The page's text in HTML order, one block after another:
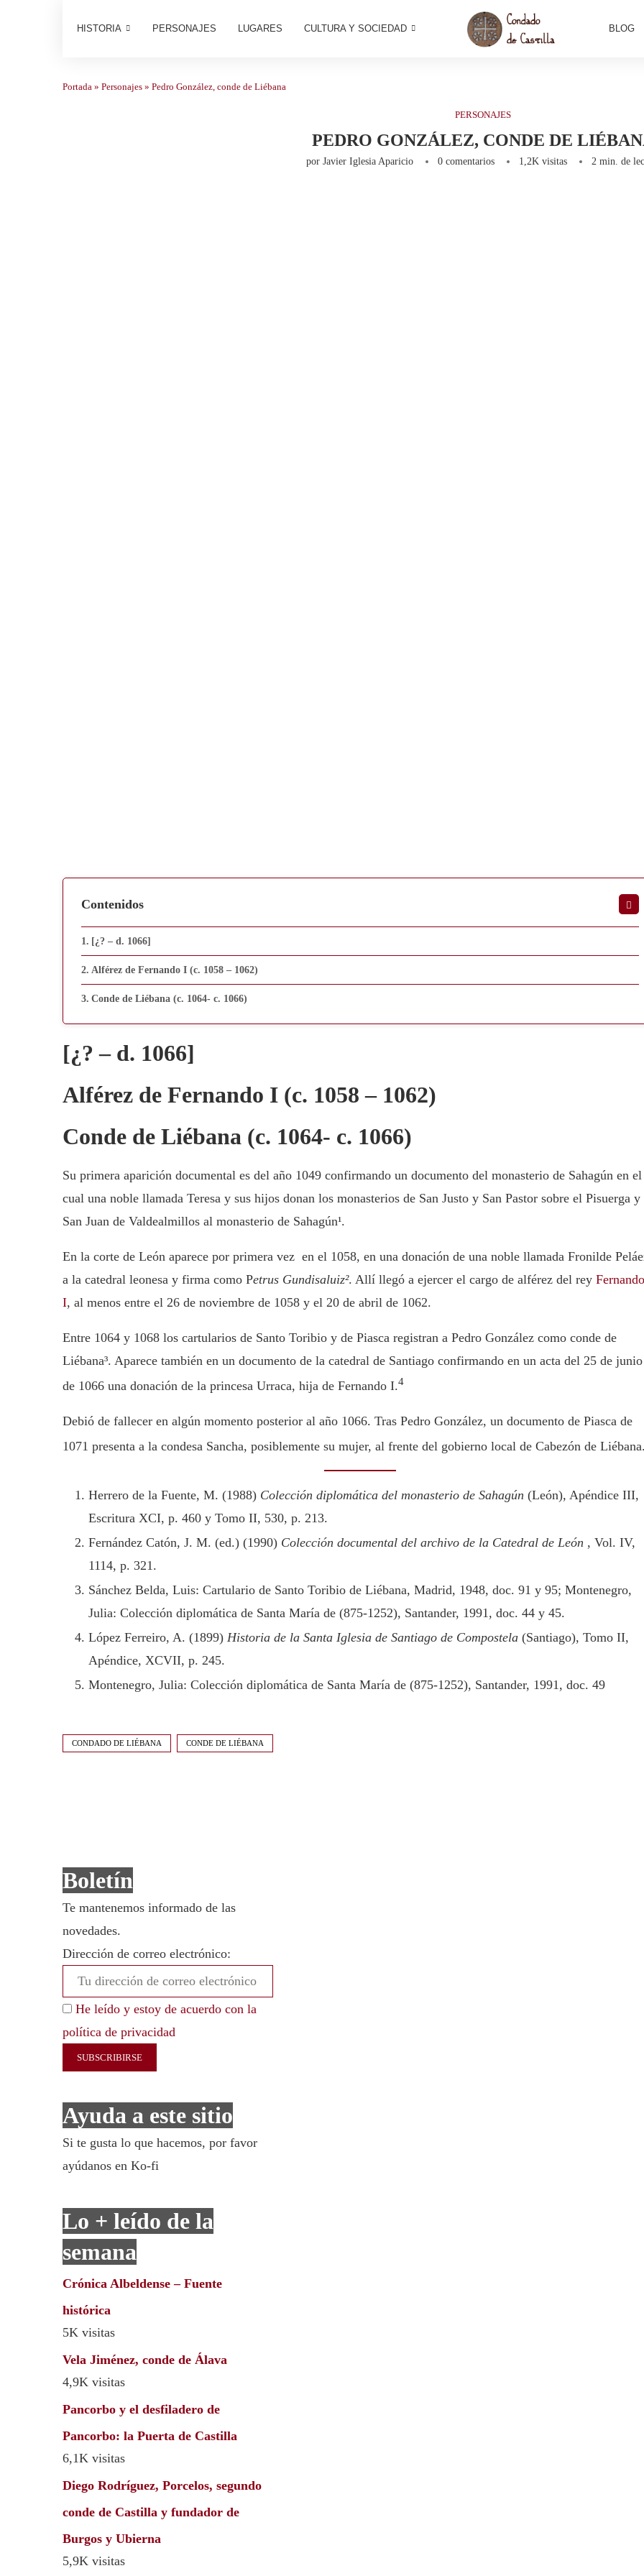
HISTORIA PERSONAJES LUGARES CULTURA Y SOCIEDAD BLOG
Portada » Personajes » Pedro González, conde de Liébana
PERSONAJES
PEDRO GONZÁLEZ, CONDE DE
por Javier Iglesia Aparicio 0 comentarios 1,2Kvisitas 2 min. de
Contenidos
[¿? – d. 1066]
Alférez de Fernando I (c. 1058 – 1062)
Conde de Liébana (c. 1064- c. 1066)
[¿? – d. 1066]
Alférez de Fernando I (c. 1058 – 1062)
Conde de Liébana (c. 1064- c. 1066)
Su primera aparición documental es del año 1049 confirmando un documento del monasterio de Sahagún en el
cual una noble llamada Teresa y sus hijos donan los monasterios de San Justo y San Pastor sobre el Pisuerga y
San Juan de Valdealmillos al monasterio de Sahagún¹.
En la corte de León aparece por primera vez en el 1058, en una donación de una noble llamada Fronilde
a la catedral leonesa y firma como Petrus Gundisaluiz². Allí llegó a ejercer el cargo de alférez del rey Fernando
I, al menos entre el 26 de noviembre de 1058 y el 20 de abril de 1062.
Entre 1064 y 1068 los cartularios de Santo Toribio y de Piasca registran a Pedro González como conde de
Liébana³. Aparece también en un documento de la catedral de Santiago confirmando en un acta del 25 de junio
de 1066 una donación de la princesa Urraca, hija de Fernando I.4
Debió de fallecer en algún momento posterior al año 1066. Tras Pedro González, un documento de Piasca de
1071 presenta a la condesa Sancha, posiblemente su mujer, al frente del gobierno local de Cabezón de
Herrero de la Fuente, M. (1988) Colección diplomática del monasterio de Sahagún (León), Apéndice III,
Escritura XCI, p. 460 y Tomo II, 530, p. 213.
Fernández Catón, J. M. (ed.) (1990) Colección documental del archivo de la Catedral de León , Vol. IV,
1114, p. 321.
Sánchez Belda, Luis: Cartulario de Santo Toribio de Liébana, Madrid, 1948, doc. 91 y 95; Montenegro,
Julia: Colección diplomática de Santa María de (875-1252), Santander, 1991, doc. 44 y 45.
López Ferreiro, A. (1899) Historia de la Santa Iglesia de Santiago de Compostela (Santiago), Tomo II,
Apéndice, XCVII, p. 245.
Montenegro, Julia: Colección diplomática de Santa María de (875-1252), Santander, 1991, doc. 49
CONDADO DE LIÉBANA CONDE DE LIÉBANA
Boletín
Te mantenemos informado de las
novedades.
Dirección de correo electrónico:
He leído y estoy de acuerdo con la
política de privacidad
Ayuda a este sitio
Si te gusta lo que hacemos, por favor
ayúdanos en Ko-fi
Lo + leído de la
semana
Crónica Albeldense – Fuente
histórica
5K visitas
Vela Jiménez, conde de Álava
4,9K visitas
Pancorbo y el desfiladero de
Pancorbo: la Puerta de Castilla
6,1K visitas
Diego Rodríguez, Porcelos, segundo
conde de Castilla y fundador de
Burgos y Ubierna
5,9K visitas